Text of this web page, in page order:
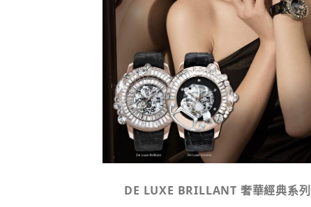
DE LUXE BRILLANT 奢華經典系列